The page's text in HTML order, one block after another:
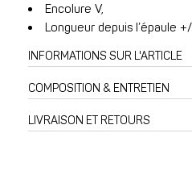
Encolure V,
Longueur depuis l’épaule
INFORMATIONS SUR L'ARTICLE
COMPOSITION & ENTRETIEN
LIVRAISON ET RETOURS